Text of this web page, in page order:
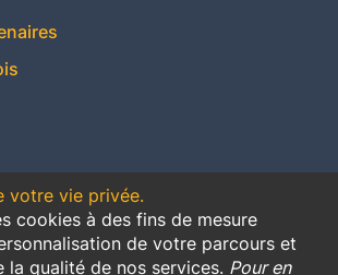
Conditions générales de vente
votre vie privée.
cookies à des fins de mesure
de votre parcours et
la qualité de nos services. Pour en